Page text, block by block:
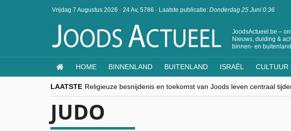
Vrijdag 7 Augustus 2026 · 24 Av, 5786 · Laatste publicatie: Donderdag 25 Juni 0:36
JoodsActueel.be –
Nieuws, duiding &
binnen- en buitenland
HOME BINNENLAND BUITENLAND ISRAËL CULTUUR
LAATSTE Religieuze besnijdenis en toekomst van Joods leven centraal
“Besnijdenisdebat toont hoe moeilijk seculiere Westen
CITYTRIP | ROEMENIË – Boekarest: de verrassing van Oost-
“Vandaag zit elke Jood in België op de beklaagdenbank”
goKosher lanceert nieuwe website en samenwerking met
JUDO